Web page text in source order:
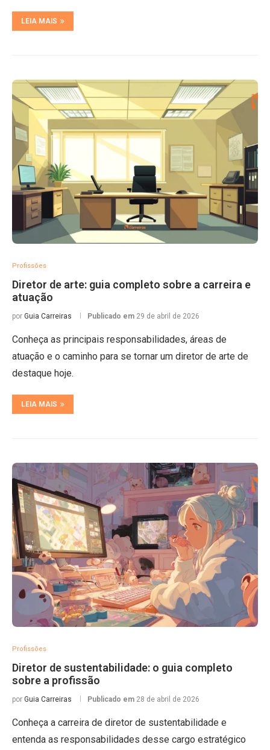
LEIA MAIS
Profissões
Diretor de arte: guia completo sobre a carreira e
atuação
por Guia Carreiras Publicado em 29 de abril de 2026
Conheça as principais responsabilidades, áreas de
atuação e o caminho para se tornar um diretor de arte de
destaque hoje.
LEIA MAIS
Profissões
Diretor de sustentabilidade: o guia completo
sobre a profissão
por Guia Carreiras Publicado em 28 de abril de 2026
Conheça a carreira de diretor de sustentabilidade e
entenda as responsabilidades desse cargo estratégico